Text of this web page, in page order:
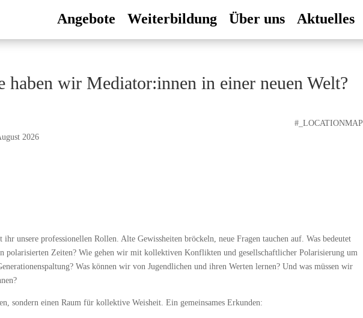
Angebote Weiterbildung Über uns Aktuelles
haben wir Mediator:innen in einer neuen Welt?
#_LOCATIONMAP
2026
unsere professionellen Rollen. Alte Gewissheiten bröckeln, neue Fragen tauchen auf. Was bedeutet
polarisierten Zeiten? Wie gehen wir mit kollektiven Konflikten und gesellschaftlicher Polarisierung um
Was können wir von Jugendlichen und ihren Werten lernen? Und was müssen wir
sondern einen Raum für kollektive Weisheit. Ein gemeinsames Erkunden: